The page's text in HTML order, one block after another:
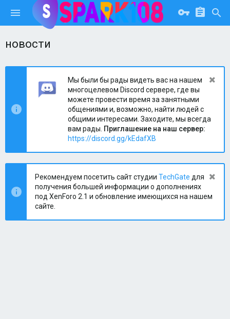
новости
Мы были бы рады видеть вас на нашем
многоцелевом Discord сервере, где вы
можете провести время за занятными
общениями и, возможно, найти людей с
общими интересами. Заходите, мы всегда
вам рады. Приглашение на наш сервер:
https://discord.gg/kEdafXB
Рекомендуем посетить сайт студии TechGate для
получения большей информации о дополнениях
под XenForo 2.1 и обновление имеющихся на нашем
сайте.